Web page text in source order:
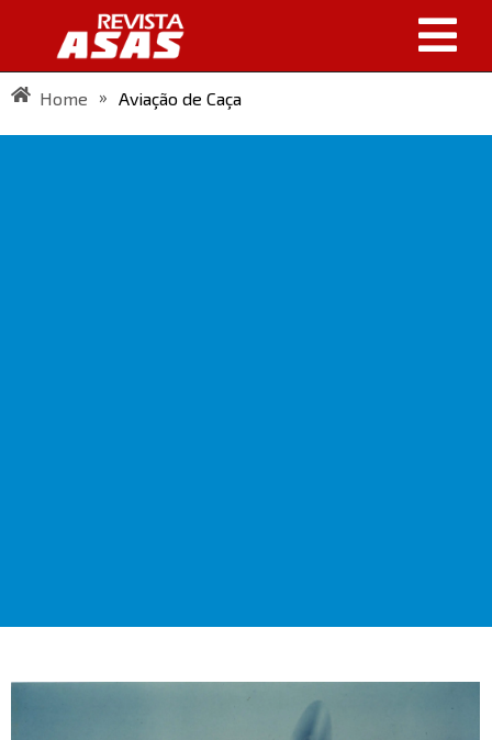
Home » Aviação de Caça